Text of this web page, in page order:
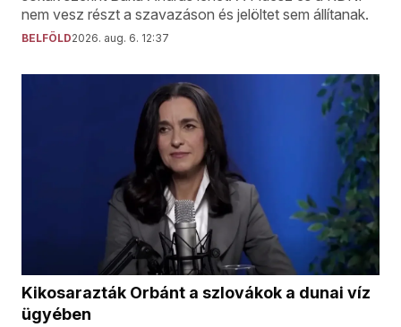
nem vesz részt a szavazáson és jelöltet sem állítanak.
BELFÖLD2026. aug. 6. 12:37
Kikosarazták Orbánt a szlovákok a dunai víz
ügyében